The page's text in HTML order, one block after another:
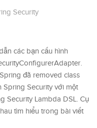
Security
các bạn cấu hình
đã removed class
Spring Security với một
Security Lambda DSL. Cụ
tìm hiểu trong bài viết